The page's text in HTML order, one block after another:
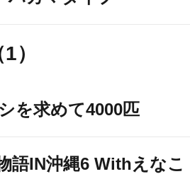
）
を求めて4000匹
語IN沖縄6 Withえなこ